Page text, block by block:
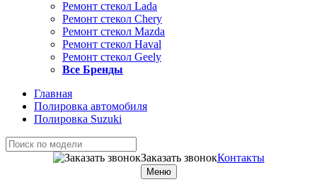
Ремонт стекол Lada
Ремонт стекол Chery
Ремонт стекол Mazda
Ремонт стекол Haval
Ремонт стекол Geely
Все Бренды
Главная
Полировка автомобиля
Полировка Suzuki
Заказать звонокКонтакты
Меню